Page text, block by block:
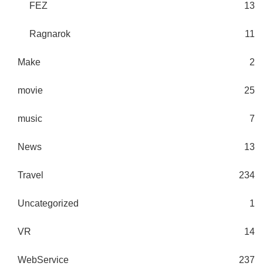
FEZ 13
Ragnarok 11
Make 2
movie 25
music 7
News 13
Travel 234
Uncategorized 1
VR 14
WebService 237